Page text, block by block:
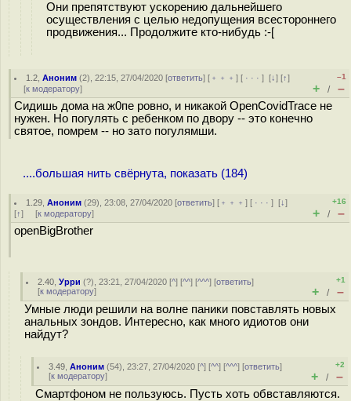
Они препятствуют ускорению дальнейшего
осуществления с целью недопущения всестороннего
продвижения... Продолжите кто-нибудь :-[
1.2 ,Аноним (2), 22:15, 27/04/2020 [ответить] [ ﹢﹢﹢] [ · · ·][↓] [↑]
[к модератору]
–1
+ / –
Сидишь дома на ж0пе ровно, и никакой OpenCovidTrace не
нужен. Но погулять с ребенком по двору -- это конечно
святое, помрем -- но зато погулямши.
....большая нить свёрнута, показать (184)
1.29 ,Аноним (29), 23:08, 27/04/2020 [ответить] [ ﹢﹢﹢] [ · · ·][↓]
[↑] [к модератору]
+16
+ / –
openBigBrother
2.40 ,Урри (?), 23:21, 27/04/2020 [^] [^^] [^^^] [ответить]
[к модератору]
+1
+ / –
Умные люди решили на волне паники повставлять новых
анальных зондов. Интересно, как много идиотов они
найдут?
3.49 ,Аноним (54), 23:27, 27/04/2020 [^] [^^] [^^^] [ответить]
[к модератору]
+2
+ / –
Смартфоном не пользуюсь. Пусть хоть обвставляются.